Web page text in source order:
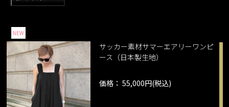
NEW
サッカー素材サマーエアリーワンピ
ース（日本製生地）
価格： 55,000円(税込)